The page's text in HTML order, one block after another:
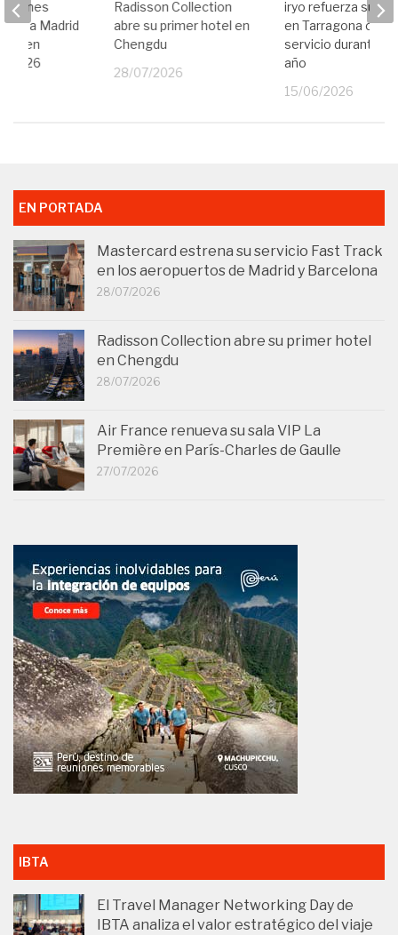
Radisson Collection
abre su primer hotel en
Chengdu
28/07/2026
iryo refuerza su
en Tarragona con
servicio durante
año
15/06/2026
Airlines
a Madrid
en
2026
EN PORTADA
Mastercard estrena su servicio Fast Track
en los aeropuertos de Madrid y Barcelona
28/07/2026
Radisson Collection abre su primer hotel
en Chengdu
28/07/2026
Air France renueva su sala VIP La
Première en París-Charles de Gaulle
27/07/2026
IBTA
El Travel Manager Networking Day de
IBTA analiza el valor estratégico del viaje